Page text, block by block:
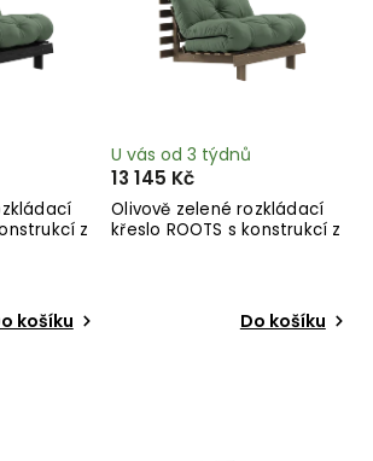
z
košíku
Olivově zelené rozkládací
křeslo ROOTS s konstrukcí z
U vás od 3 týdnů
13 145 Kč
Do košíku